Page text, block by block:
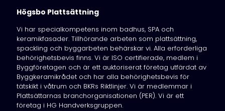
Högsbo Plattsättning
Vi har specialkompetens inom badhus, SPA och
keramikfasader. Tillhörande arbeten som plattsättning,
spackling och byggarbeten behärskar vi. Alla erforderliga
behörighetsbevis finns. Vi är ISO certifierade, medlem i
Byggföretagen och är ett auktoriserat företag utfärdat av
Byggkeramikrådet och har alla behörighetsbevis för
tätskikt i våtrum och BKRs Riktlinjer. Vi är medlemmar i
Plattsättarnas branchorganisationen (PER). Vi är ett
företag i HG Handverksgruppen.